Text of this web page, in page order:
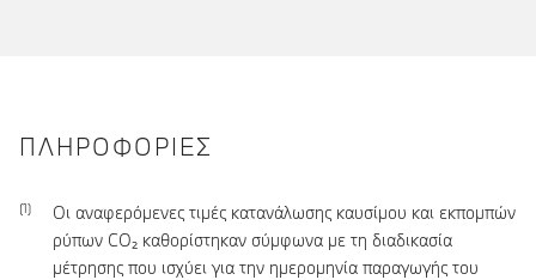
ΠΛΗΡΟΦΟΡΊΕΣ
Οι αναφερόμενες τιμές κατανάλωσης καυσίμου και εκπομπών
ρύπων CO₂ καθορίστηκαν σύμφωνα με τη διαδικασία
μέτρησης που ισχύει για την ημερομηνία παραγωγής του